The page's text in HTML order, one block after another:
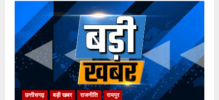
छत्तीसगढ़ बड़ी खबर राजनीति रायपुर